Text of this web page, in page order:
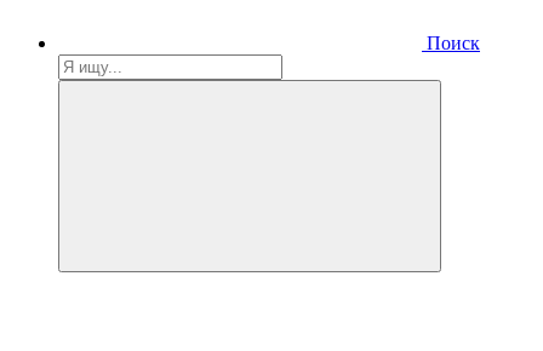
Поиск